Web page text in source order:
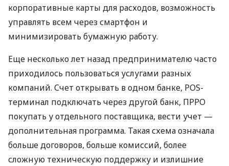
корпоративные карты для расходов, возможность
управлять всем через смартфон и
минимизировать бумажную работу.
Еще несколько лет назад предпринимателю часто
приходилось пользоваться услугами разных
компаний. Счет открывать в одном банке, POS-
терминал подключать через другой банк, ПРРО
покупать у отдельного поставщика, вести учет —
дополнительная программа. Такая схема означала
больше договоров, больше комиссий, более
сложную техническую поддержку и излишние